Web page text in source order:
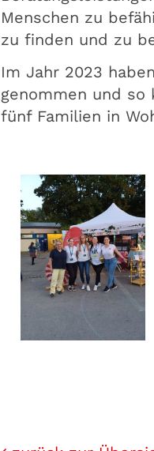
Menschen zu
zu finden und zu
Im Jahr 2023
genommen und
fünf Familien in